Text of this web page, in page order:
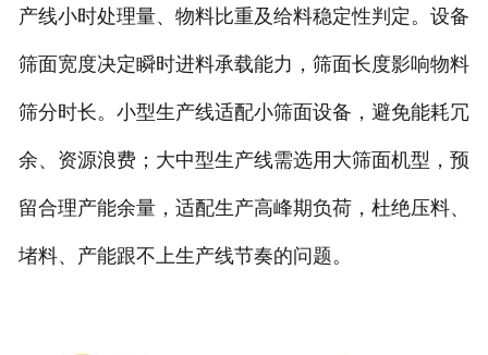
产线小时处理量、物料比重及给料稳定性判定。设备
筛面宽度决定瞬时进料承载能力，筛面长度影响物料
筛分时长。小型生产线适配小筛面设备，避免能耗冗
余、资源浪费；大中型生产线需选用大筛面机型，预
留合理产能余量，适配生产高峰期负荷，杜绝压料、
堵料、产能跟不上生产线节奏的问题。